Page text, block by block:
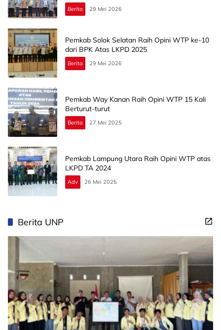
Berita 29 Mei 2026
Pemkab Solok Selatan Raih Opini WTP ke-10
dari BPK Atas LKPD 2025
Berita 29 Mei 2026
Pemkab Way Kanan Raih Opini WTP 15 Kali
Berturut-turut
Berita 27 Mei 2025
Pemkab Lampung Utara Raih Opini WTP atas
LKPD TA 2024
Adv 26 Mei 2025
Berita UNP